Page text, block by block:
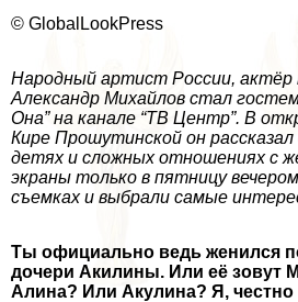
© GlobalLookPress
Народный артист России, актёр
Александр Михайлов стал
Она” на канале “ТВ Центр”. В
Кире Прошутинской он рассказал
детях и сложных отношениях с
экраны только в пятницу
съемках и выбрали самые
Ты официально ведь женился
дочери Акилины. Или её зовут
Алина? Или Акулина? Я, честно